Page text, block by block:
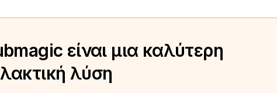
είναι μια καλύτερη
λύση